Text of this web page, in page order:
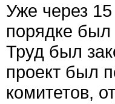
Уже через
порядке был
Труд был
проект был
комитетов,